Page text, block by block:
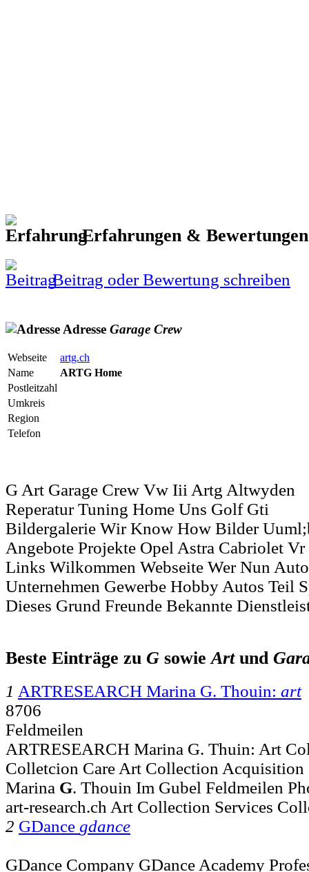
Erfahrungen &
Beitrag oder Bewertung schreiben
Adresse Garage Crew
Webseite
artg.ch
Name
ARTG Home
Postleitzahl
Umkreis
Region
Telefon
G Art Garage Crew Vw Iii Artg Altwyden
Reperatur Tuning Home Uns Golf Gti
Bildergalerie Wir Know How Bilder
Angebote Projekte Opel Astra Cabriolet
Links Wilkommen Webseite Wer Nun
Unternehmen Gewerbe Hobby Autos Teil
Dieses Grund Freunde Bekannte
Beste Einträge zu G sowieArtund
1 ARTRESEARCH Marina G. Thouin: art
8706
Feldmeilen
ARTRESEARCH Marina G. Thuin: Art
Colletcion Care Art Collection
Marina G. Thouin Im Gubel Feldmeilen
art-research.ch Art Collection Services
2 GDance gdance
GDance Company GDance Academy